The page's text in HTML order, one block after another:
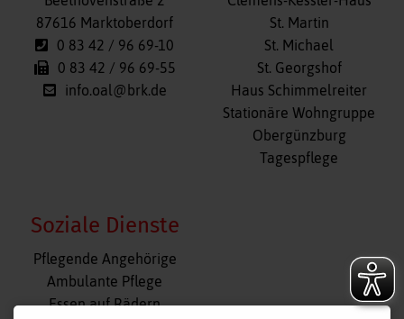
87616 Marktoberdorf
0 83 42 / 96 69-10
0 83 42 / 96 69-55
info.oal@brk.de
St. Martin
St. Michael
St. Georgshof
Haus Schimmelreiter
Stationäre Wohngruppe
Obergünzburg
Tagespflege
Soziale Dienste
Navigation
überspringen
Pflegende Angehörige
Ambulante Pflege
Essen auf Rädern